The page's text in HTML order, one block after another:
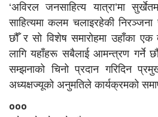
‘अविरल जनसाहित्य यात्रा’मा
साहित्यमा कलम चलाइरहेकी निरञ्जना
छौँ र सो विशेष समारोहमा उहाँका एक
लागि यहाँहरू सबैलाई आमन्त्रण गर्ने
सम्झनाको चिनो प्रदान गरिदिन
अध्यक्षज्यूको अनुमतिले कार्यक्रमको
०००